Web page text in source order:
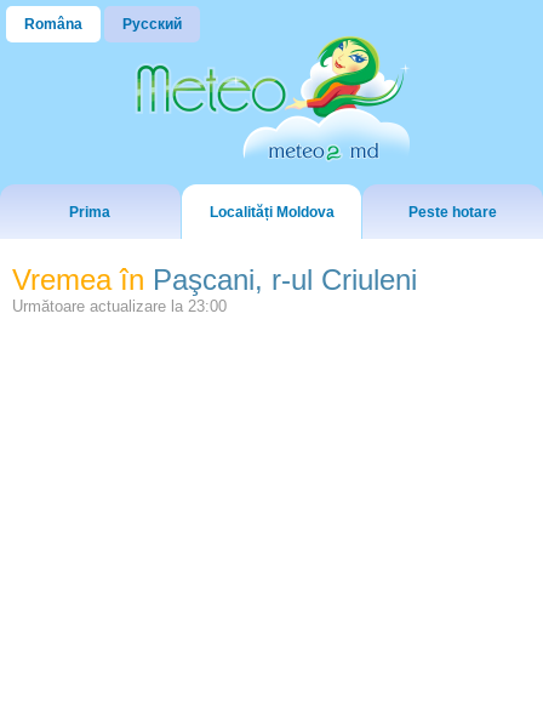
Româna Русский
Prima Localități Moldova Peste hotare
Vremea în Paşcani, r-ul Criuleni
Următoare actualizare la 23:00